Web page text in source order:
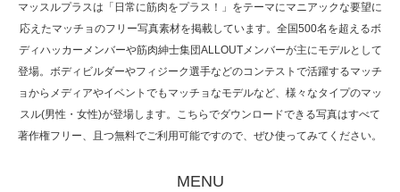
た（6/8放送）
マッスルプラスは「日常に筋肉をプラス！」をテーマにマニアックな要望に
応えたマッチョのフリー写真素材を掲載しています。全国500名を超えるボ
ディハッカーメンバーや筋肉紳士集団ALLOUTメンバーが主にモデルとして
登場。ボディビルダーやフィジーク選手などのコンテストで活躍するマッチ
ョからメディアやイベントでもマッチョなモデルなど、様々なタイプのマッ
スル(男性・女性)が登場します。こちらでダウンロードできる写真はすべて
著作権フリー、且つ無料でご利用可能ですので、ぜひ使ってみてください。
MENU